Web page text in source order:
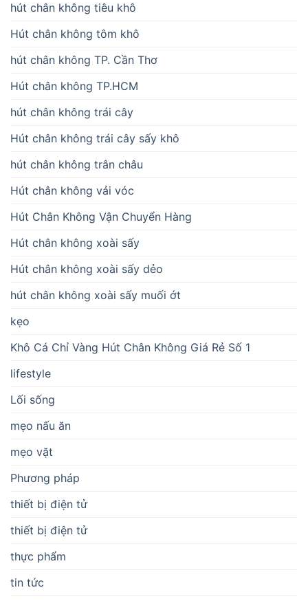
hút chân không tiêu khô
Hút chân không tôm khô
hút chân không TP. Cần Thơ
Hút chân không TP.HCM
hút chân không trái cây
Hút chân không trái cây sấy khô
hút chân không trân châu
Hút chân không vải vóc
Hút Chân Không Vận Chuyển Hàng
Hút chân không xoài sấy
Hút chân không xoài sấy dẻo
hút chân không xoài sấy muối ớt
kẹo
Khô Cá Chỉ Vàng Hút Chân Không Giá Rẻ Số 1
lifestyle
Lối sống
mẹo nấu ăn
mẹo vặt
Phương pháp
thiết bị điện tử
thiết bị điện tử
thực phẩm
tin tức